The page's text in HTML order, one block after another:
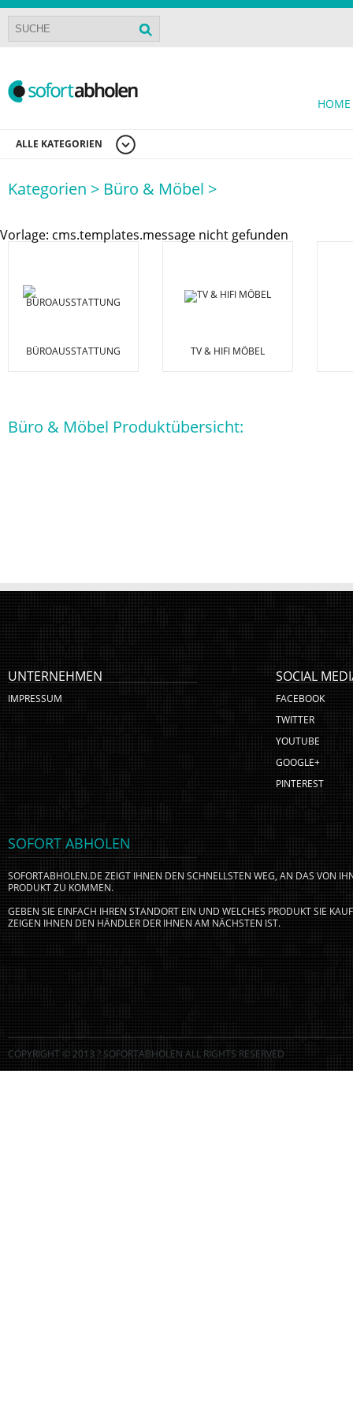
HOME
ALLE KATEGORIEN
Kategorien > Büro & Möbel >
Vorlage: cms.templates.message nicht gefunden
BÜROAUSSTATTUNG TV & HIFI MÖBEL
Büro & Möbel Produktübersicht:
UNTERNEHMEN
IMPRESSUM
SOCIAL
FACEBOOK
TWITTER
YOUTUBE
GOOGLE+
PINTEREST
SOFORT ABHOLEN
SOFORTABHOLEN.DE ZEIGT IHNEN DEN SCHNELLSTEN WEG, AN DAS VON
PRODUKT ZU KOMMEN.
GEBEN SIE EINFACH IHREN STANDORT EIN UND WELCHES PRODUKT SIE
ZEIGEN IHNEN DEN HÄNDLER DER IHNEN AM NÄCHSTEN IST.
COPYRIGHT © 2013 ? SOFORTABHOLEN ALL RIGHTS RESERVED